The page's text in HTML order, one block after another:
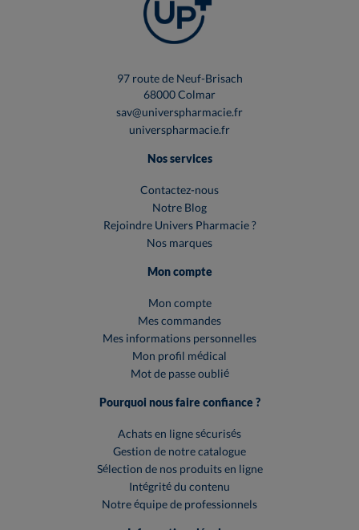
97 route de Neuf-Brisach
68000 Colmar
sav@universpharmacie.fr
universpharmacie.fr
Nos services
Contactez-nous
Notre Blog
Rejoindre Univers Pharmacie ?
Nos marques
Mon compte
Mon compte
Mes commandes
Mes informations personnelles
Mon profil médical
Mot de passe oublié
Pourquoi nous faire confiance ?
Achats en ligne sécurisés
Gestion de notre catalogue
Sélection de nos produits en ligne
Intégrité du contenu
Notre équipe de professionnels